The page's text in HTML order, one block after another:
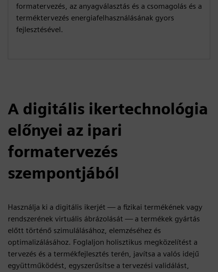
formatervezés, az anyagválasztás és a csomagolás és a
terméktervezés energiafelhasználásának gyors
fejlesztésével.
A digitális ikertechnológia
előnyei az ipari
formatervezés
szempontjából
Használja ki a digitális ikerjét — a fizikai termékének vagy
rendszerének virtuális ábrázolását — a termékek gyártás
előtt történő szimulálásához, elemzéséhez és
optimalizálásához. Foglaljon holisztikus megközelítést a
tervezés és a termékfejlesztés terén, javítsa a valós idejű
együttműködést, egyszerűsítse a tervezési validálást,